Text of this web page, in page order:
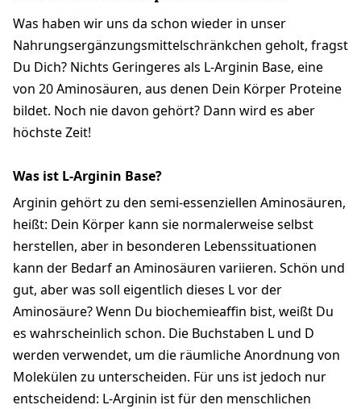
Was haben wir uns da schon wieder in unser
Nahrungsergänzungsmittelschränkchen geholt, fragst
Du Dich? Nichts Geringeres als L-Arginin Base, eine
von 20 Aminosäuren, aus denen Dein Körper Proteine
bildet. Noch nie davon gehört? Dann wird es aber
höchste Zeit!
Was ist L-Arginin Base?
Arginin gehört zu den semi-essenziellen Aminosäuren,
heißt: Dein Körper kann sie normalerweise selbst
herstellen, aber in besonderen Lebenssituationen
kann der Bedarf an Aminosäuren variieren. Schön und
gut, aber was soll eigentlich dieses L vor der
Aminosäure? Wenn Du biochemieaffin bist, weißt Du
es wahrscheinlich schon. Die Buchstaben L und D
werden verwendet, um die räumliche Anordnung von
Molekülen zu unterscheiden. Für uns ist jedoch nur
entscheidend: L-Arginin ist für den menschlichen